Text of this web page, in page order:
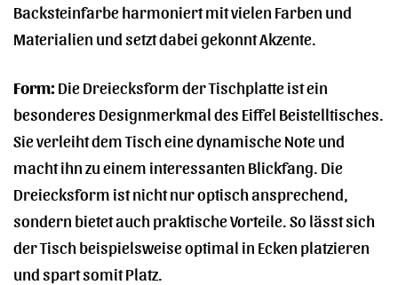
Backsteinfarbe harmoniert mit vielen Farben und
Materialien und setzt dabei gekonnt Akzente.
Form:Die Dreiecksform der Tischplatte ist ein
besonderes Designmerkmal des Eiffel Beistelltisches.
Sie verleiht dem Tisch eine dynamische Note und
macht ihn zu einem interessanten Blickfang. Die
Dreiecksform ist nicht nur optisch ansprechend,
sondern bietet auch praktische Vorteile. So lässt sich
der Tisch beispielsweise optimal in Ecken platzieren
und spart somit Platz.